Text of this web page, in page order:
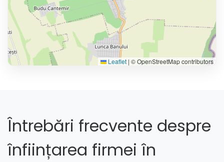
Leaflet | © OpenStreetMap contributors
Întrebări frecvente despre
înființarea firmei în